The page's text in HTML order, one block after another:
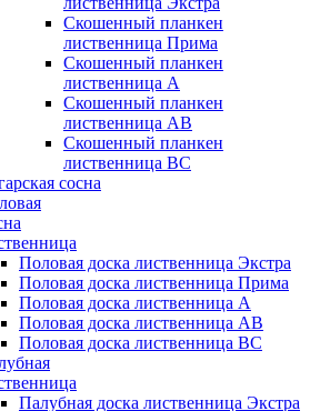
Скошенный планкен
лиственница Прима
Скошенный планкен
лиственница А
Скошенный планкен
лиственница AB
Скошенный планкен
лиственница BC
сосна
Половая доска лиственница Экстра
Половая доска лиственница Прима
Половая доска лиственница А
Половая доска лиственница АB
Половая доска лиственница BC
Палубная доска лиственница Экстра